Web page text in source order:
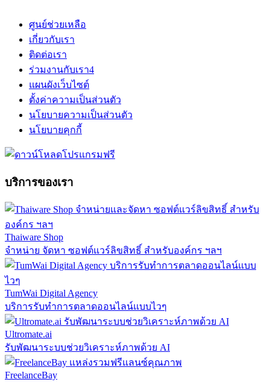
ศูนย์ช่วยเหลือ
เกี่ยวกับเรา
ติดต่อเรา
ร่วมงานกับเรา4
แผนผังเว็บไซต์
ตั้งค่าความเป็นส่วนตัว
นโยบายความเป็นส่วนตัว
นโยบายคุกกี้
บริการของเรา
Thaiware Shop
จำหน่าย จัดหา ซอฟต์แวร์ลิขสิทธิ์ สำหรับองค์กร ฯลฯ
TumWai Digital Agency
บริการรับทำการตลาดออนไลน์แบบไวๆ
Ultromate.ai
รับพัฒนาระบบช่วยวิเคราะห์ภาพด้วย AI
FreelanceBay